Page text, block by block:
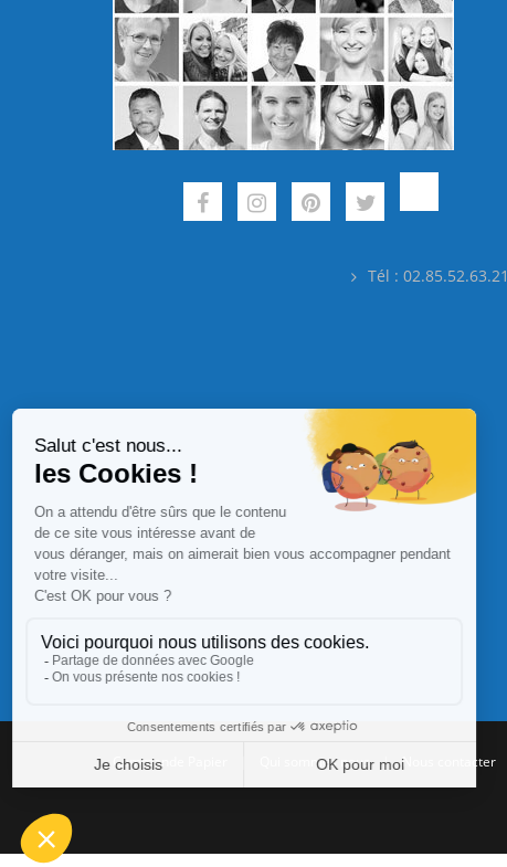
Tél : 02.85.52.63.21
Commande Papier Qui sommes nous | Nous contacter